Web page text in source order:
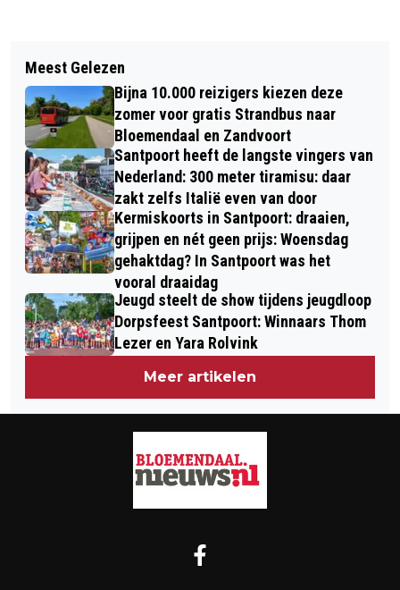
VOGELENZANG: SINT BEZOEKT HET
DORP EN NATUURLIJK HET
DORPSHUIS
Meest Gelezen
Bijna 10.000 reizigers kiezen deze
zomer voor gratis Strandbus naar
Bloemendaal en Zandvoort
Santpoort heeft de langste vingers van
Nederland: 300 meter tiramisu: daar
zakt zelfs Italië even van door
Kermiskoorts in Santpoort: draaien,
grijpen en nét geen prijs: Woensdag
gehaktdag? In Santpoort was het
vooral draaidag
Jeugd steelt de show tijdens jeugdloop
Dorpsfeest Santpoort: Winnaars Thom
Lezer en Yara Rolvink
Meer artikelen